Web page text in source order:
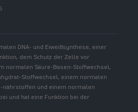
DNA- und Eiweißsynthese, einer
dem Schutz der Zelle vor
normalen Säure-Basen-Stoffwechsel,
Stoffwechsel, einem normalen
nährstoffen und einem normalen
und hat eine Funktion bei der